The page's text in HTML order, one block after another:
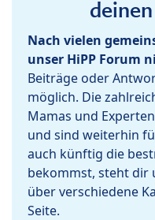
Nach vielen
unser HiPP Forum
Beiträge oder
möglich. Die
Mamas und
und sind weiterhin
auch künftig die
bekommst, steht dir
über verschiedene
Seite.